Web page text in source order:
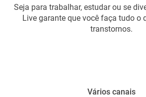
Seja para trabalhar, estudar ou se
Live garante que você faça tudo o
transtornos.
Vários canais